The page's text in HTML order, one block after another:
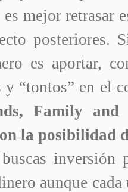
mejor retrasar
posteriores.
es aportar,
“tontos” en el
Family and
la posibilidad
inversión
aunque